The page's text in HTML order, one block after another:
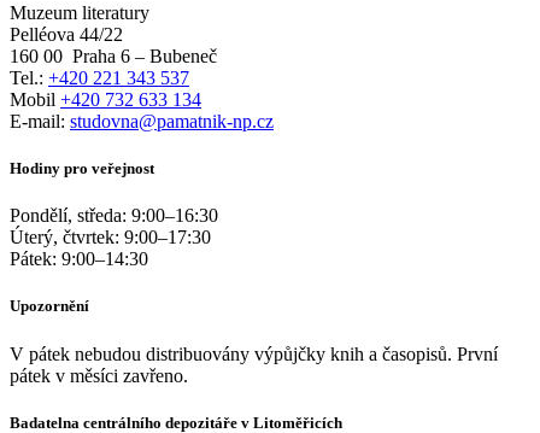
Muzeum literatury
Pelléova 44/22
160 00 Praha 6 – Bubeneč
Tel.: +420 221 343 537
Mobil +420 732 633 134
E-mail: studovna@pamatnik-np.cz
Hodiny pro veřejnost
Pondělí, středa: 9:00–16:30
Úterý, čtvrtek: 9:00–17:30
Pátek: 9:00–14:30
Upozornění
V pátek nebudou distribuovány výpůjčky knih a časopisů. První
pátek v měsíci zavřeno.
Badatelna centrálního depozitáře v Litoměřicích